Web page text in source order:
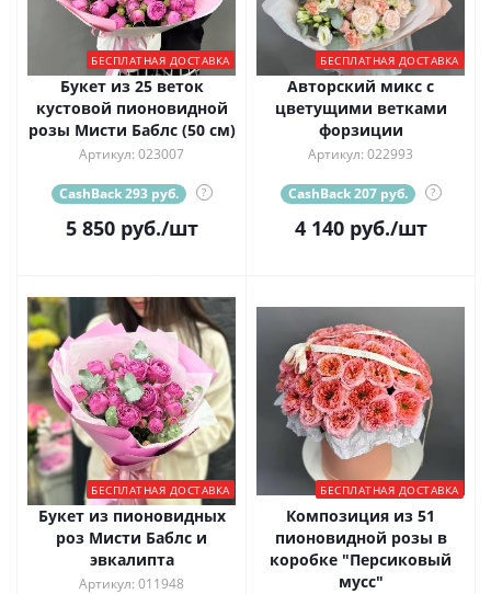
БЕСПЛАТНАЯ ДОСТАВКА
Букет из 25 веток
кустовой пионовидной
розы Мисти Баблс (50 см)
Артикул: 023007
CashBack 293 руб. ?
5 850руб./шт
БЕСПЛАТНАЯ ДОСТАВКА
Авторский микс с
цветущими ветками
форзиции
Артикул: 022993
CashBack 207 руб. ?
4 140руб./шт
БЕСПЛАТНАЯ ДОСТАВКА
Букет из пионовидных
роз Мисти Баблс и
эвкалипта
Артикул: 011948
БЕСПЛАТНАЯ ДОСТАВКА
Композиция из 51
пионовидной розы в
коробке "Персиковый
мусс"